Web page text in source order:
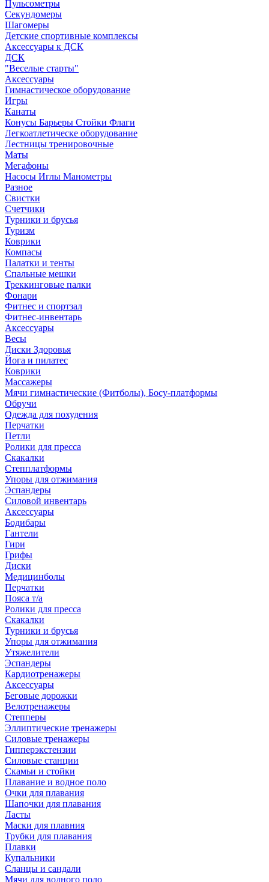
Пульсометры
Секундомеры
Шагомеры
Детские спортивные комплексы
Аксессуары к ДСК
ДСК
"Веселые старты"
Аксессуары
Гимнастическое оборудование
Игры
Канаты
Конусы Барьеры Стойки Флаги
Легкоатлетическе оборудование
Лестницы тренировочные
Маты
Мегафоны
Насосы Иглы Манометры
Разное
Свистки
Счетчики
Турники и брусья
Туризм
Коврики
Компасы
Палатки и тенты
Спальные мешки
Треккинговые палки
Фонари
Фитнес и спортзал
Фитнес-инвентарь
Аксессуары
Весы
Диски Здоровья
Йога и пилатес
Коврики
Массажеры
Мячи гимнастические (Фитболы), Босу-платформы
Обручи
Одежда для похудения
Перчатки
Петли
Ролики для пресса
Скакалки
Степплатформы
Упоры для отжимания
Эспандеры
Силовой инвентарь
Аксессуары
Бодибары
Гантели
Гири
Грифы
Диски
Медицинболы
Перчатки
Пояса т/а
Ролики для пресса
Скакалки
Турники и брусья
Упоры для отжимания
Утяжелители
Эспандеры
Кардиотренажеры
Аксессуары
Беговые дорожки
Велотренажеры
Степперы
Эллиптические тренажеры
Силовые тренажеры
Гипперэкстензии
Силовые станции
Скамьи и стойки
Плавание и водное поло
Очки для плавания
Шапочки для плавания
Ласты
Маски для плавния
Трубки для плавания
Плавки
Купальники
Сланцы и сандали
Мячи для водного поло